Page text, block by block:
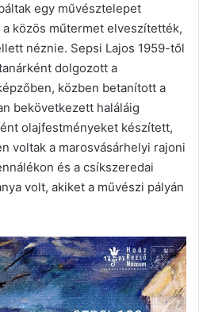
egy művésztelepet
közös műtermet elveszítették,
néznie. Sepsi Lajos 1959-től
dolgozott a
közben betanított a
bekövetkezett haláláig
olajfestményeket készített,
voltak a marosvásárhelyi rajoni
és a csíkszeredai
volt, akiket a művészi pályán